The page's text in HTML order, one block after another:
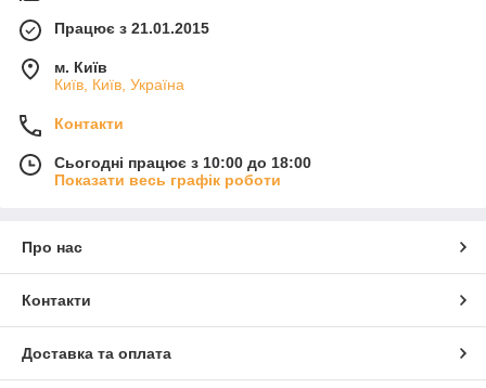
Працює з 21.01.2015
м. Київ
Київ, Київ, Україна
Контакти
Сьогодні працює з 10:00 до 18:00
Показати весь графік роботи
Про нас
Контакти
Доставка та оплата